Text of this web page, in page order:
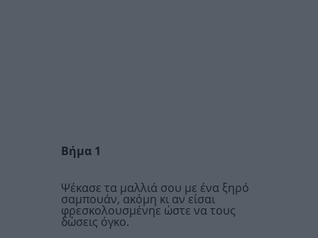
Βήμα 1
Ψέκασε τα μαλλιά σου με ένα ξηρό
σαμπουάν, ακόμη κι αν είσαι
φρεσκολουσμένηε ώστε να τους
δώσεις όγκο.